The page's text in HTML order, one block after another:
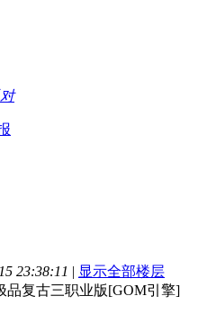
23:38:11 | 显示全部楼层
品复古三职业版[GOM引擎]